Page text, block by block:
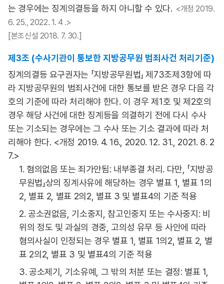
는 경우에는 징계의결등을 하지 아니할 수 있다. <개정 2019.
6. 25., 2022. 1. 4 .>
[본조신설 2018. 7. 30.]
제3조 (수사기관이 통보한 지방공무원 범죄사건 처리기준)
징계의결등 요구권자는 「지방공무원법」 제73조제3항에 따
라 지방공무원의 범죄사건에 대한 통보를 받은 경우 다음 각
호의 기준에 따라 처리해야 한다. 이 경우 제1호 및 제2호의
경우 해당 사건에 대한 징계등을 의결하기 전에 다시 수사
또는 기소되는 경우에는 그 수사 또는 기소 결과에 따라 처
리해야 한다. <개정 2019. 4. 16., 2020. 12. 31., 2021. 8. 2
7.>
1. 혐의없음 또는 죄가안됨: 내부종결 처리. 다만, 「지방공
무원법」상의 징계사유에 해당하는 경우 별표 1, 별표 1의
2, 별표 2, 별표 2의2, 별표 3 및 별표4의 기준 적용
2. 공소권없음, 기소중지, 참고인중지 또는 수사중지: 비
위의 정도 및 과실의 경중, 고의성 유무 등 사안에 따라
혐의사실이 인정되는 경우 별표 1, 별표 1의2, 별표 2, 별
표 2의2, 별표 3 및 별표4의 기준 적용
3. 공소제기, 기소유예, 그 밖의 처분 또는 결정: 별표 1,